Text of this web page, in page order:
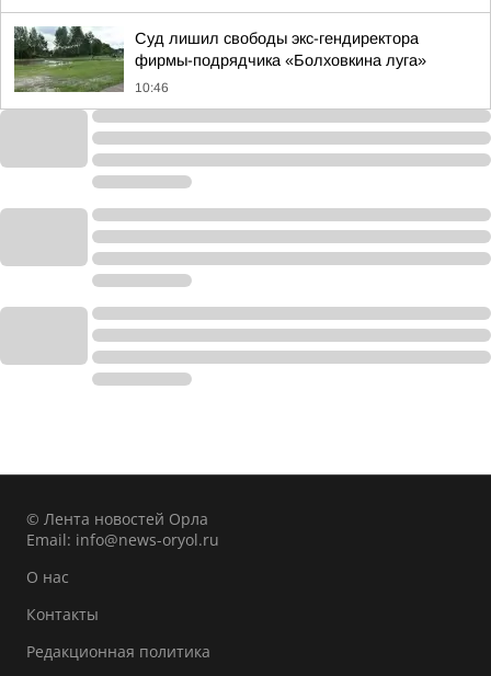
Суд лишил свободы экс-гендиректора
фирмы-подрядчика «Болховкина луга»
10:46
© Лента новостей Орла
Email: info@news-oryol.ru
О нас
Контакты
Редакционная политика